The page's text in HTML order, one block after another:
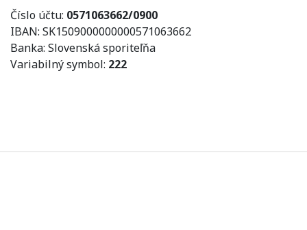
Číslo účtu: 0571063662/0900
IBAN: SK1509000000000571063662
Banka: Slovenská sporiteľňa
Variabilný symbol: 222